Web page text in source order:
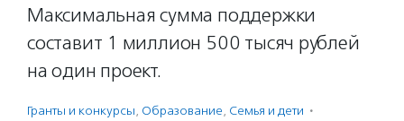
Максимальная сумма поддержки
составит 1 миллион 500 тысяч рублей
на один проект.
Гранты и конкурсы, Образование, Семья и дети ·